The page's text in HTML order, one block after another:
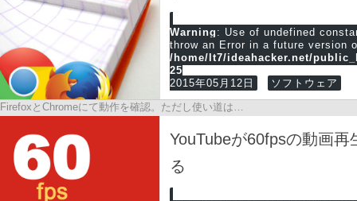
Warning : Use of undefined
throw an Error in a future version
/home/lt7/ideahacker.net/
25
2015年05月12日
ソフトウェア
FirefoxとChromeにて動作を確認。ただし使い道は…
YouTubeが60fpsの動画
る